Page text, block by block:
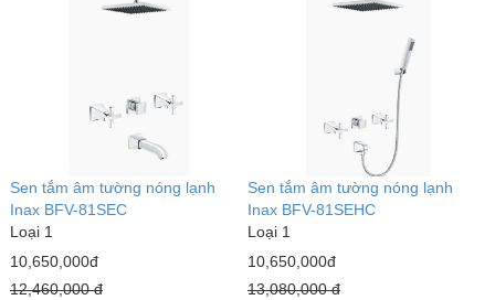
Sen tắm âm tường nóng lạnh
Inax BFV-81SEC
Loại 1
10,650,000đ
12,460,000 đ
Sen tắm âm tường nóng lạnh
Inax BFV-81SEHC
Loại 1
10,650,000đ
13,080,000 đ